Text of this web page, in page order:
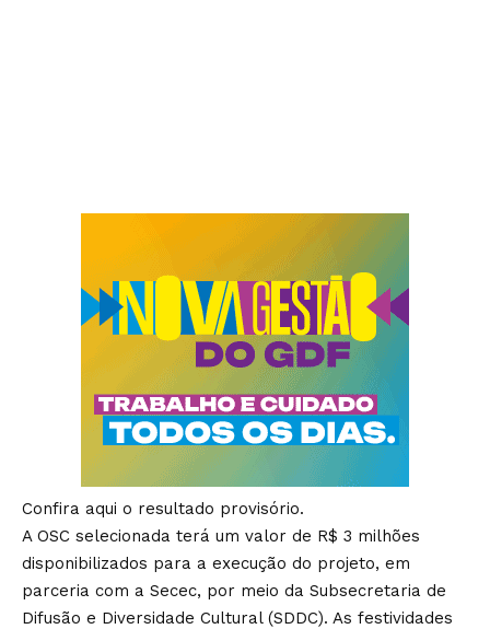
Confira aqui o resultado provisório.
A OSC selecionada terá um valor de R$ 3 milhões
disponibilizados para a execução do projeto, em
parceria com a Secec, por meio da Subsecretaria de
Difusão e Diversidade Cultural (SDDC). As festividades